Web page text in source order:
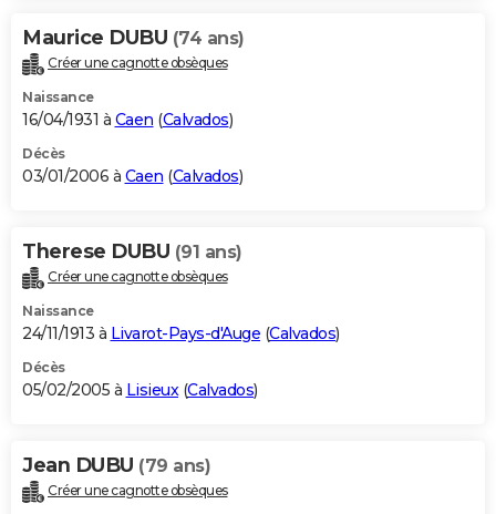
Maurice DUBU (74 ans)
Créer une cagnotte obsèques
Naissance
16/04/1931 à Caen (Calvados)
Décès
03/01/2006 à Caen (Calvados)
Therese DUBU (91 ans)
Créer une cagnotte obsèques
Naissance
24/11/1913 à Livarot-Pays-d'Auge (Calvados)
Décès
05/02/2005 à Lisieux(Calvados)
Jean DUBU (79 ans)
Créer une cagnotte obsèques